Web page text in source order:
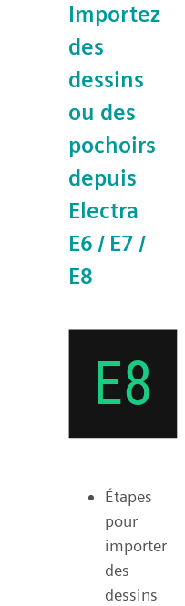
Importez
des
dessins
ou des
pochoirs
depuis
Electra
E6 / E7 /
E8
Étapes
pour
importer
des
dessins